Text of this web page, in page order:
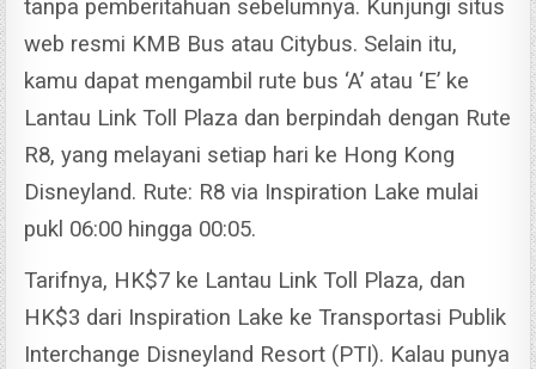
tanpa pemberitahuan sebelumnya. Kunjungi situs
web resmi KMB Bus atau Citybus. Selain itu,
kamu dapat mengambil rute bus ‘A’ atau ‘E’ ke
Lantau Link Toll Plaza dan berpindah dengan Rute
R8, yang melayani setiap hari ke Hong Kong
Disneyland. Rute: R8 via Inspiration Lake mulai
pukl 06:00 hingga 00:05.
Tarifnya, HK$7 ke Lantau Link Toll Plaza, dan
HK$3 dari Inspiration Lake ke Transportasi Publik
Interchange Disneyland Resort (PTI). Kalau punya